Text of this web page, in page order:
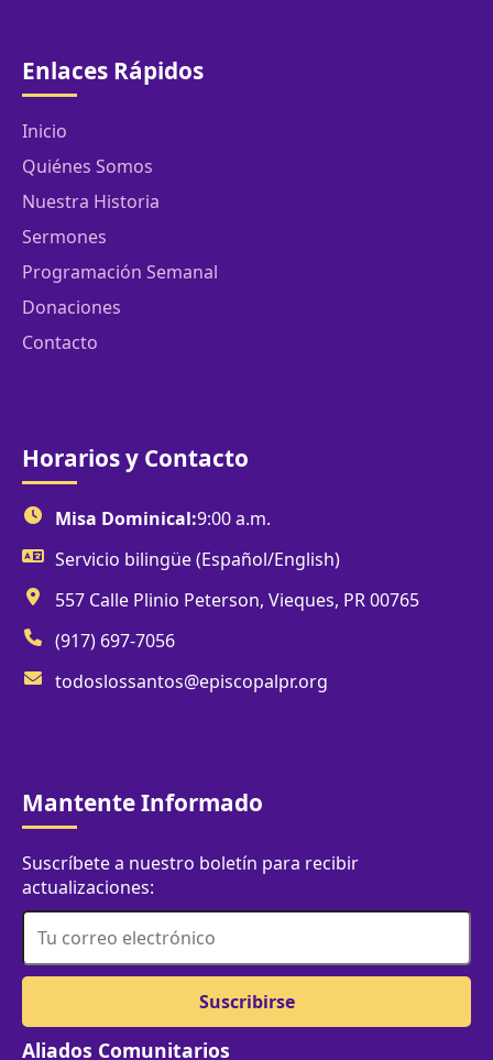
Enlaces Rápidos
Inicio
Quiénes Somos
Nuestra Historia
Sermones
Programación Semanal
Donaciones
Contacto
Horarios y Contacto
Misa Dominical:9:00 a.m.
Servicio bilingüe (Español/English)
557 Calle Plinio Peterson, Vieques, PR 00765
(917) 697-7056
todoslossantos@episcopalpr.org
Mantente Informado
Suscríbete a nuestro boletín para recibir
actualizaciones:
Aliados Comunitarios